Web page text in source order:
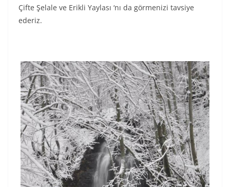
Çifte Şelale ve Erikli Yaylası ‘nı da görmenizi tavsiye
ederiz.